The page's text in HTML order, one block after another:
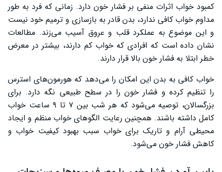
کمبود خواب اثرات منفی بر فشار خون دارد. زمانی که فرد به طور
مداوم خواب کافی ندارد، بدن قادر به بازسازی و ترمیم خود نیست
و این موضوع به عملکرد قلب و عروق آسیب می‌زند. مطالعات
نشان داده است که افرادی که خواب کم دارند، بیشتر در معرض
خطر ابتلا به فشار خون بالا قرار دارند.
خواب کافی به بدن این امکان را می‌دهد که هورمون‌های استرس
را تنظیم کرده و فشار خون را در سطح طبیعی نگه دارد. برای
بزرگسالان، توصیه می‌شود که هر شب بین ۷ تا ۹ ساعت خواب
کامل داشته باشند. همچنین رعایت الگوهای خواب منظم و ایجاد
محیطی آرام و تاریک برای خواب سبب بهبود کیفیت خواب و
کاهش فشار خون می‌شود.